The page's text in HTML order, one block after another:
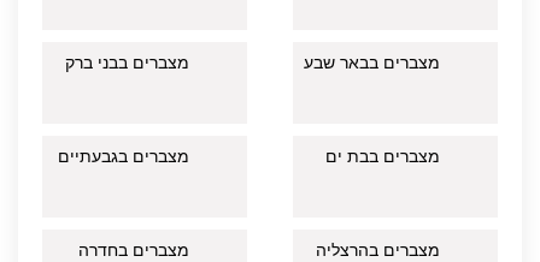
מצברים בבאר שבע מצברים בבני ברק
מצברים בבת ים מצברים בגבעתיים
מצברים בהרצליה מצברים בחדרה